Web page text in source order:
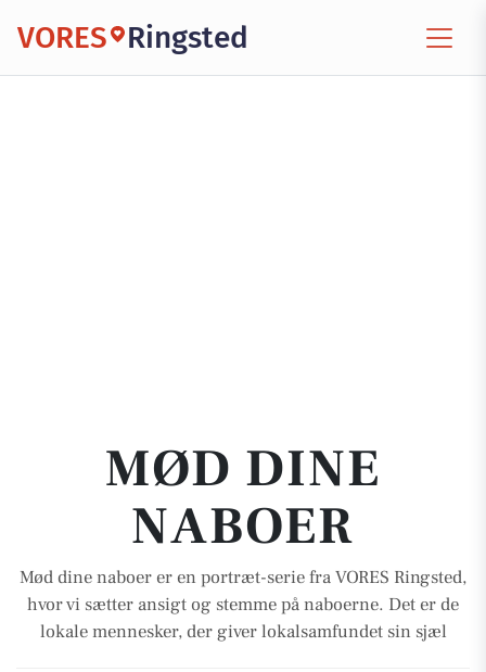
VORES Ringsted
MØD DINE
NABOER
Mød dine naboer er en portræt-serie fra VORES Ringsted,
hvor vi sætter ansigt og stemme på naboerne. Det er de
lokale mennesker, der giver lokalsamfundet sin sjæl